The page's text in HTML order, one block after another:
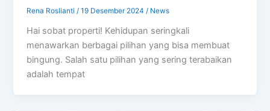
Rena Roslianti/19 Desember 2024/ News
Hai sobat properti! Kehidupan seringkali
menawarkan berbagai pilihan yang bisa membuat
bingung. Salah satu pilihan yang sering terabaikan
adalah tempat